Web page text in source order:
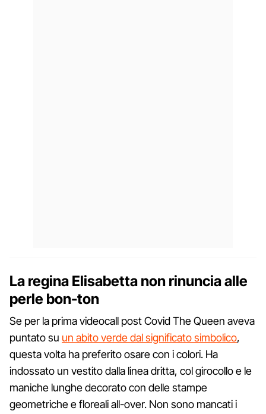
La regina Elisabetta non rinuncia alle
perle bon-ton
Se per la prima videocall post Covid The Queen aveva
puntato su un abito verde dal significato simbolico,
questa volta ha preferito osare con i colori. Ha
indossato un vestito dalla linea dritta, col girocollo e le
maniche lunghe decorato con delle stampe
geometriche e floreali all-over. Non sono mancati i